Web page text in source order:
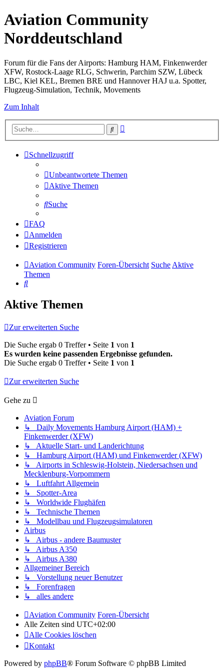
Aviation Community
Norddeutschland
Forum für die Fans der Airports: Hamburg HAM, Finkenwerder
XFW, Rostock-Laage RLG, Schwerin, Parchim SZW, Lübeck
LBC, Kiel KEL, Bremen BRE und Hannover HAJ u.a. Spotter,
Flugzeug-Simulation, Technik, Movements
Zum Inhalt
Suche
Schnellzugriff
Unbeantwortete Themen
Aktive Themen
Suche
FAQ
Anmelden
Registrieren
Aviation Community Foren-Übersicht SucheAktive
Themen
Suche
Aktive Themen
Zur erweiterten Suche
Die Suche ergab 0 Treffer • Seite 1 von 1
Es wurden keine passenden Ergebnisse gefunden.
Die Suche ergab 0 Treffer • Seite 1 von 1
Zur erweiterten Suche
Gehe zu
Aviation Forum
↳ Daily Movements Hamburg Airport (HAM) +
Finkenwerder (XFW)
↳ Aktuelle Start- und Landerichtung
↳ Hamburg Airport (HAM) und Finkenwerder (XFW)
↳ Airports in Schleswig-Holstein, Niedersachsen und
Mecklenburg-Vorpommern
↳ Luftfahrt Allgemein
↳ Spotter-Area
↳ Worldwide Flughäfen
↳ Technische Themen
↳ Modellbau und Flugzeugsimulatoren
Airbus
↳ Airbus - andere Baumuster
↳ Airbus A350
↳ Airbus A380
Allgemeiner Bereich
↳ Vorstellung neuer Benutzer
↳ Forenfragen
↳ alles andere
Aviation Community Foren-Übersicht
Alle Zeiten sind UTC+02:00
Alle Cookies löschen
Kontakt
Powered by phpBB® Forum Software © phpBB Limited